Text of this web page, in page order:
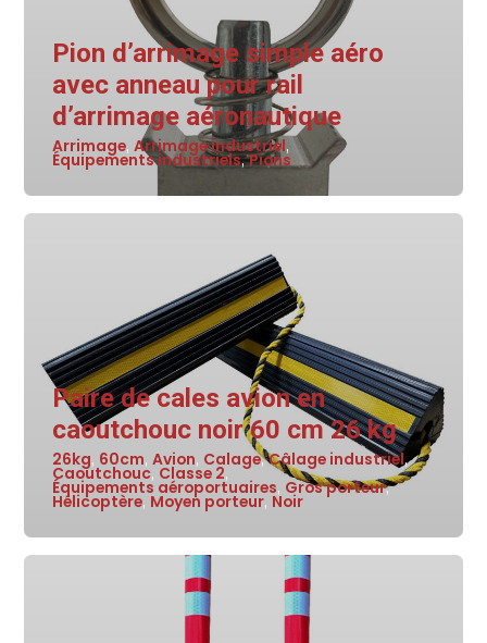
Pion d’arrimage simple aéro
avec anneau pour rail
d’arrimage aéronautique
Arrimage, Arrimage industriel,
Équipements industriels,Pions
Paire de cales avion en
caoutchouc noir 60 cm 26 kg
26kg, 60cm, Avion, Calage,Câlage industriel,
Caoutchouc, Classe 2,
Équipements aéroportuaires, Gros porteur,
Hélicoptère, Moyen porteur, Noir